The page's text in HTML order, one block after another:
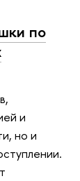
по
и
но и